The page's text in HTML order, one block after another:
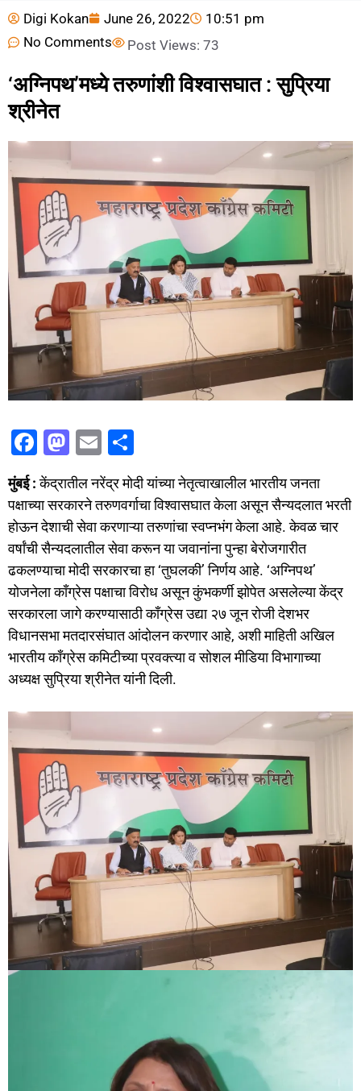
Digi Kokan June 26, 2022
10:51 pm
No Comments
Post Views: 73
‘अग्निपथ’मध्ये तरुणांशी विश्वासघात : सुप्रिया
श्रीनेत
F
a
c
e
b
o
o
k
M
a
st
o
d
o
n
E
ai
l
h
ar
e
मुंबई :केंद्रातील नरेंद्र मोदी यांच्या नेतृत्वाखालील भारतीय जनता
पक्षाच्या सरकारने तरुणवर्गाचा विश्वासघात केला असून सैन्यदलात भरती
होऊन देशाची सेवा करणाऱ्या तरुणांचा स्वप्नभंग केला आहे. केवळ चार
वर्षांची सैन्यदलातील सेवा करून या जवानांना पुन्हा बेरोजगारीत
ढकलण्याचा मोदी सरकारचा हा ‘तुघलकी’ निर्णय आहे. ‘अग्निपथ’
योजनेला काँग्रेस पक्षाचा विरोध असून कुंभकर्णी झोपेत असलेल्या केंद्र
सरकारला जागे करण्यासाठी काँग्रेस उद्या २७ जून रोजी देशभर
विधानसभा मतदारसंघात आंदोलन करणार आहे, अशी माहिती अखिल
भारतीय काँग्रेस कमिटीच्या प्रवक्त्या व सोशल मीडिया विभागाच्या
अध्यक्ष सुप्रिया श्रीनेत यांनी दिली.